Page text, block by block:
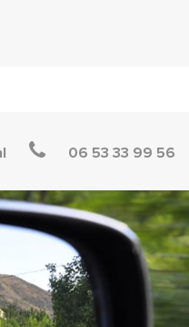
06 53 33 99 56